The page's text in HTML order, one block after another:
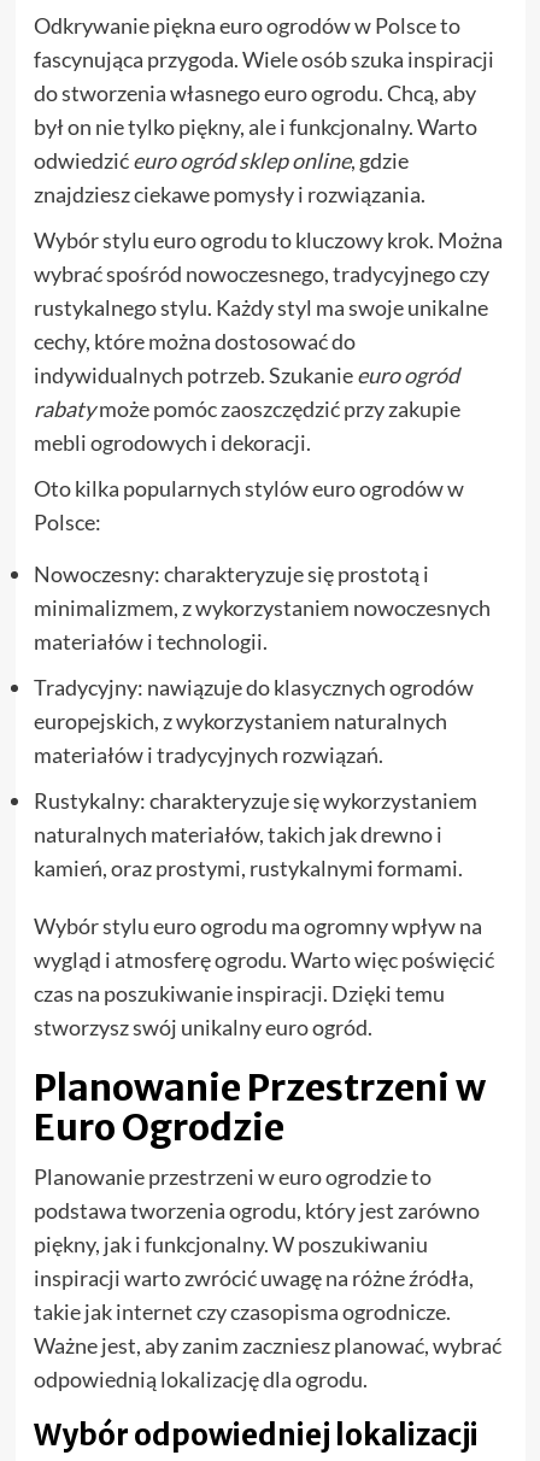
Odkrywanie piękna euro ogrodów w Polsce to
fascynująca przygoda. Wiele osób szuka inspiracji
do stworzenia własnego euro ogrodu. Chcą, aby
był on nie tylko piękny, ale i funkcjonalny. Warto
odwiedzićeuro ogród sklep online, gdzie
znajdziesz ciekawe pomysły i rozwiązania.
Wybór stylu euro ogrodu to kluczowy krok. Można
wybrać spośród nowoczesnego, tradycyjnego czy
rustykalnego stylu. Każdy styl ma swoje unikalne
cechy, które można dostosować do
indywidualnych potrzeb. Szukanieeuro ogród
rabatymoże pomóc zaoszczędzić przy zakupie
mebli ogrodowych i dekoracji.
Oto kilka popularnych stylów euro ogrodów w
Polsce:
Nowoczesny: charakteryzuje się prostotą i
minimalizmem, z wykorzystaniem nowoczesnych
materiałów i technologii.
Tradycyjny: nawiązuje do klasycznych ogrodów
europejskich, z wykorzystaniem naturalnych
materiałów i tradycyjnych rozwiązań.
Rustykalny: charakteryzuje się wykorzystaniem
naturalnych materiałów, takich jak drewno i
kamień, oraz prostymi, rustykalnymi formami.
Wybór stylu euro ogrodu ma ogromny wpływ na
wygląd i atmosferę ogrodu. Warto więc poświęcić
czas na poszukiwanie inspiracji. Dzięki temu
stworzysz swój unikalny euro ogród.
Planowanie Przestrzeni w
Euro Ogrodzie
Planowanie przestrzeni w euro ogrodzie to
podstawa tworzenia ogrodu, który jest zarówno
piękny, jak i funkcjonalny. W poszukiwaniu
inspiracji warto zwrócić uwagę na różne źródła,
takie jak internet czy czasopisma ogrodnicze.
Ważne jest, aby zanim zaczniesz planować, wybrać
odpowiednią lokalizację dla ogrodu.
Wybór odpowiedniej lokalizacji